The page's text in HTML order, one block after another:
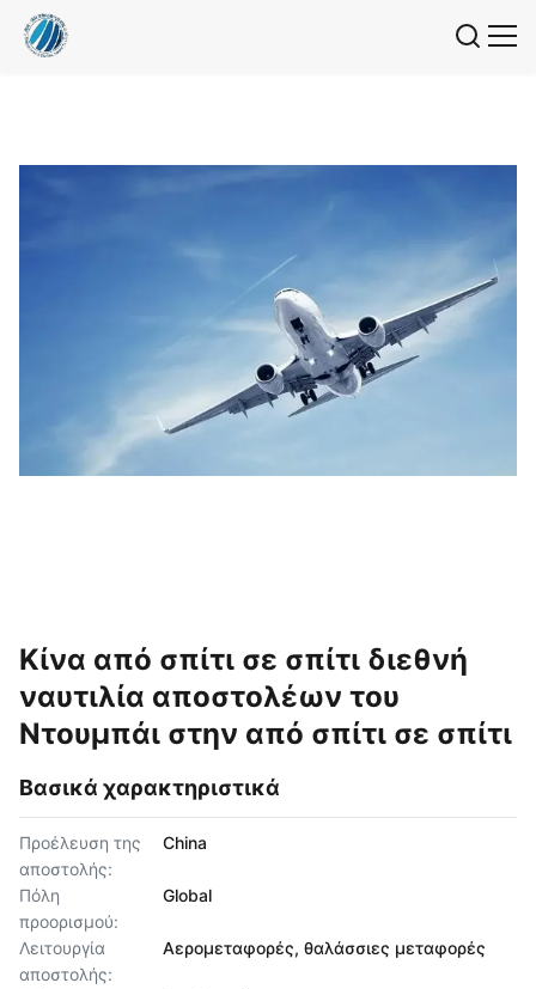
Κίνα από σπίτι σε σπίτι διεθνή
ναυτιλία αποστολέων του
Ντουμπάι στην από σπίτι σε σπίτι
Βασικά χαρακτηριστικά
Προέλευση της
αποστολής:
China
Πόλη
προορισμού:
Global
Λειτουργία
αποστολής:
Αερομεταφορές, θαλάσσιες μεταφορές